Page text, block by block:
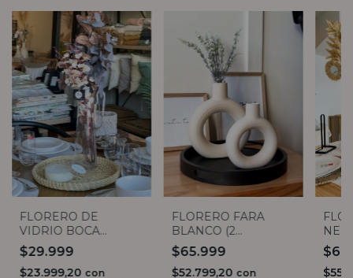
FLORERO DE
VIDRIO BOCA
ANCHA 35CM
$29.999
$23.999,20 con
FLORERO FARA
BLANCO (2
TAMAÑOS)
$65.999
$52.799,20 con